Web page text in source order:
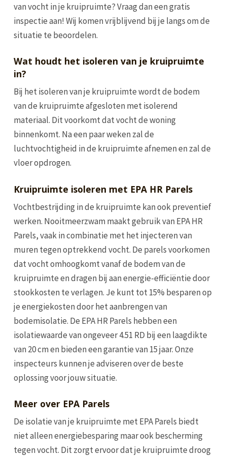
van vocht in je kruipruimte? Vraag dan een gratis
inspectie aan! Wij komen vrijblijvend bij je langs om de
situatie te beoordelen.
Wat houdt het isoleren van je kruipruimte
in?
Bij het isoleren van je kruipruimte wordt de bodem
van de kruipruimte afgesloten met isolerend
materiaal. Dit voorkomt dat vocht de woning
binnenkomt. Na een paar weken zal de
luchtvochtigheid in de kruipruimte afnemen en zal de
vloer opdrogen.
Kruipruimte isoleren met EPA HR Parels
Vochtbestrijding in de kruipruimte kan ook preventief
werken. Nooitmeerzwam maakt gebruik van EPA HR
Parels, vaak in combinatie met het injecteren van
muren tegen optrekkend vocht. De parels voorkomen
dat vocht omhoogkomt vanaf de bodem van de
kruipruimte en dragen bij aan energie-efficiëntie door
stookkosten te verlagen. Je kunt tot 15% besparen op
je energiekosten door het aanbrengen van
bodemisolatie. De EPA HR Parels hebben een
isolatiewaarde van ongeveer 4.51 RD bij een laagdikte
van 20 cm en bieden een garantie van 15 jaar. Onze
inspecteurs kunnen je adviseren over de beste
oplossing voor jouw situatie.
Meer over EPA Parels
De isolatie van je kruipruimte met EPA Parels biedt
niet alleen energiebesparing maar ook bescherming
tegen vocht. Dit zorgt ervoor dat je kruipruimte droog